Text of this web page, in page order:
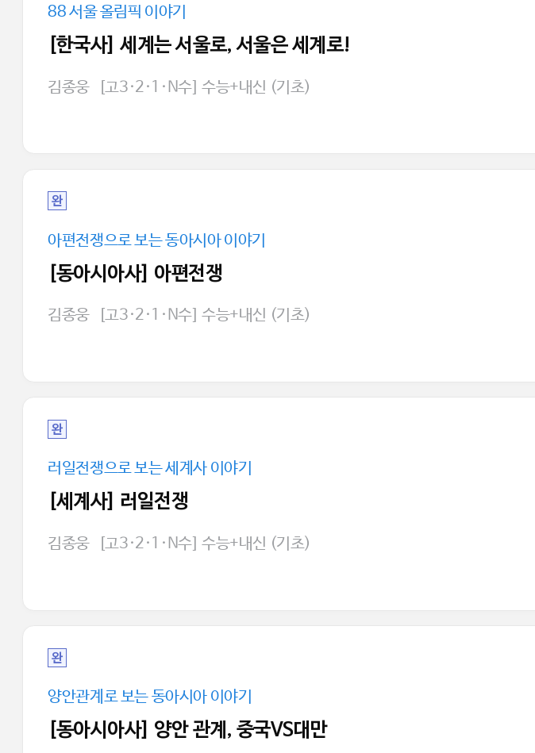
88 서울 올림픽 이야기
[한국사] 세계는 서울로, 서울은 세계로!
김종웅 [고3·2·1·N수] 수능+내신 (기초)
완
아편전쟁으로 보는 동아시아 이야기
[동아시아사] 아편전쟁
김종웅 [고3·2·1·N수] 수능+내신 (기초)
완
러일전쟁으로 보는 세계사 이야기
[세계사] 러일전쟁
김종웅 [고3·2·1·N수] 수능+내신 (기초)
완
양안관계로 보는 동아시아 이야기
[동아시아사] 양안 관계, 중국VS대만